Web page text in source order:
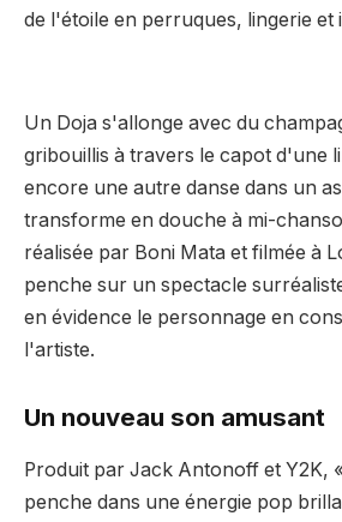
de l'étoile en perruques, lingerie et
Un Doja s'allonge avec du
gribouillis à travers le capot d'une
encore une autre danse dans un
transforme en douche à mi-
réalisée par Boni Mata et filmée à
penche sur un spectacle
en évidence le personnage en
l'artiste.
Un nouveau son amusant
Produit par Jack Antonoff et Y2K,
penche dans une énergie pop